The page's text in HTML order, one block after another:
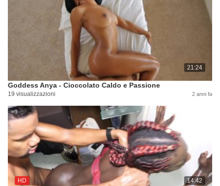
21:24
Goddess Anya - Cioccolato Caldo e Passione
19 visualizzazioni 2 anni fa
HD 14:42